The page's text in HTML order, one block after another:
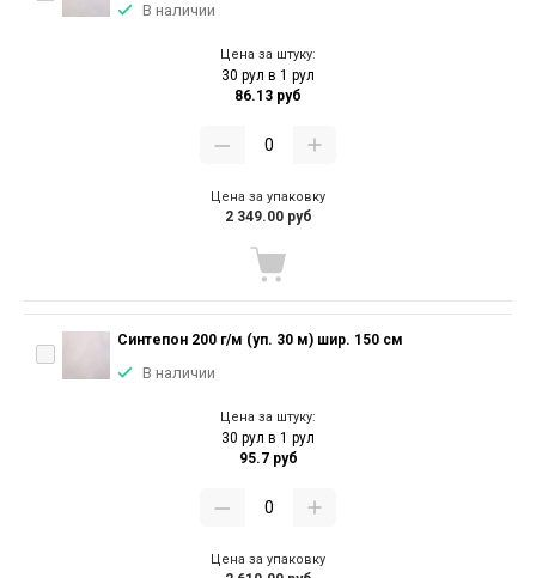
В наличии
Цена за штуку:
30 рул в 1 рул
86.13 руб
Цена за упаковку
2 349.00 руб
Синтепон 200 г/м (уп. 30 м) шир. 150 см
В наличии
Цена за штуку:
30 рул в 1 рул
95.7 руб
Цена за упаковку